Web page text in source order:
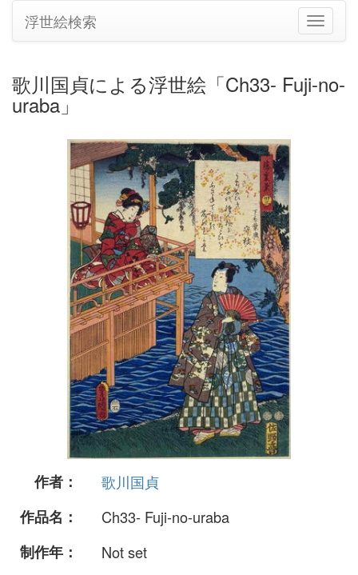
ナ
ビ
シ
浮世絵検索
歌川国貞による浮世絵「Ch33- Fuji-no-
uraba」
作者：
歌川国貞
作品名：
Ch33- Fuji-no-uraba
制作年：
Not set